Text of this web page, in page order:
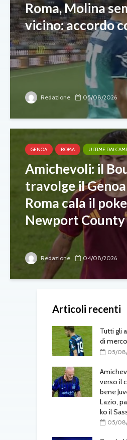
Roma, Molina
vicino: accordo
Redazione 05/08/2026
GENOA ROMA ULTIME DAI
Amichevoli: il
travolge il
Roma cala il
Newport County
Redazione 04/08/2026
Articoli recenti
Tutti gli
di
05/
verso il
bene
Lazio,
ko il
05/